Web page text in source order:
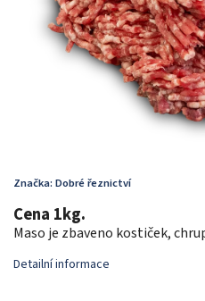
Značka: Dobré řeznictví
Cena 1kg.
Maso je zbaveno kostiček,
Detailní informace